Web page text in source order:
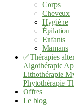
Corps
Cheveux
Hygiène
Épilation
Enfants
Mamans
✅Thérapies
Algothérapie
Lithothérapie
Phytothérapie
Offres
Le blog